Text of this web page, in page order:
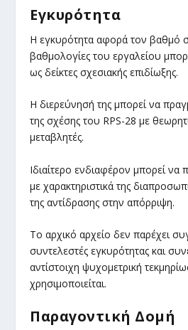
Εγκυρότητα
Η εγκυρότητα αφορά τον βαθμό
βαθμολογίες του εργαλείου
ως δείκτες σχεσιακής επιδίωξης.
Η διερεύνησή της μπορεί να
της σχέσης του RPS-28 με
μεταβλητές.
Ιδιαίτερο ενδιαφέρον μπορεί να
με χαρακτηριστικά της
της αντίδρασης στην απόρριψη.
Το αρχικό αρχείο δεν παρέχει
συντελεστές εγκυρότητας και
αντίστοιχη ψυχομετρική
χρησιμοποιείται.
Παραγοντική Δομή